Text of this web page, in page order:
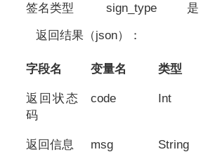
签名类型 sign_type 是
返回结果（json）：
字段名 变量名 类型
返回状态
码
code Int
返回信息 msg String